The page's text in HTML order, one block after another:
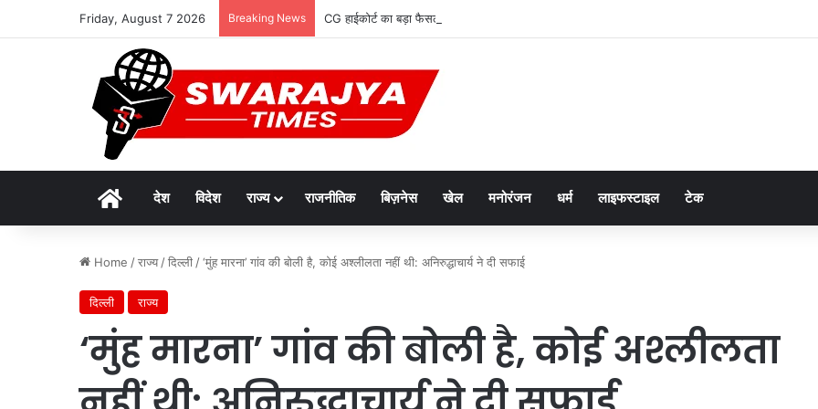
Friday, August 7 2026 Breaking News CG हाईकोर्ट का बड़ा फैसला, तबादले से कर्मचारी की अर्जित वरिष्ठता खत्म नहीं होगी
Homeदेश विदेश राज्य राजनीतिक बिज़नेस खेल मनोरंजन धर्म लाइफस्टाइल टेक
Home /राज्य /दिल्ली /‘मुंह मारना’ गांव की बोली है, कोई अश्लीलता नहीं थी: अनिरुद्धाचार्य ने दी सफाई
दिल्ली राज्य
‘मुंह मारना’ गांव की बोली है, कोई अश्लीलता